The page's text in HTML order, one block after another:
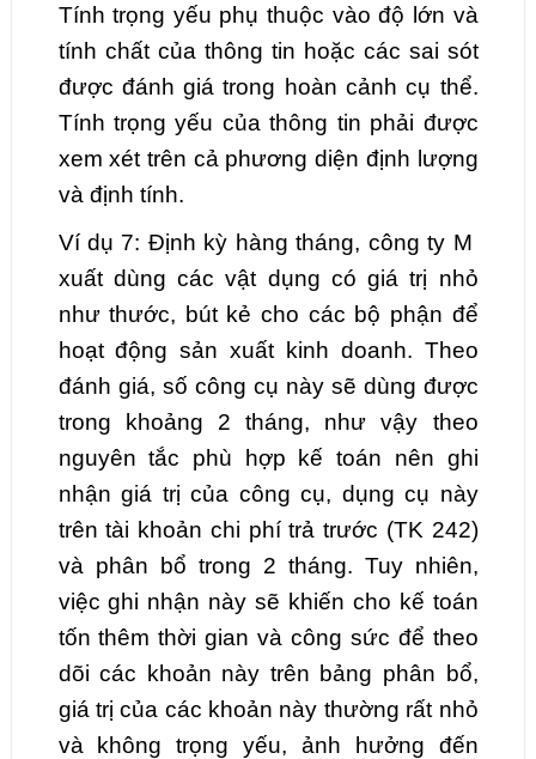
Tính trọng yếu phụ thuộc vào độ lớn và
tính chất của thông tin hoặc các sai sót
được đánh giá trong hoàn cảnh cụ thể.
Tính trọng yếu của thông tin phải được
xem xét trên cả phương diện định lượng
và định tính.
Ví dụ 7: Định kỳ hàng tháng, công ty M
xuất dùng các vật dụng có giá trị nhỏ
như thước, bút kẻ cho các bộ phận để
hoạt động sản xuất kinh doanh. Theo
đánh giá, số công cụ này sẽ dùng được
trong khoảng 2 tháng, như vậy theo
nguyên tắc phù hợp kế toán nên ghi
nhận giá trị của công cụ, dụng cụ này
trên tài khoản chi phí trả trước (TK 242)
và phân bổ trong 2 tháng. Tuy nhiên,
việc ghi nhận này sẽ khiến cho kế toán
tốn thêm thời gian và công sức để theo
dõi các khoản này trên bảng phân bổ,
giá trị của các khoản này thường rất nhỏ
và không trọng yếu, ảnh hưởng đến